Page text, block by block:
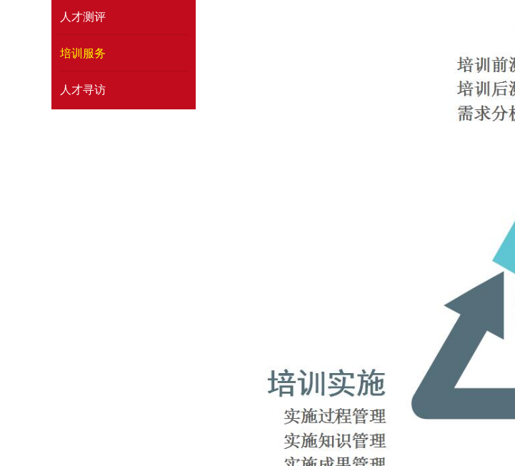
人才测评
培训服务
人才寻访